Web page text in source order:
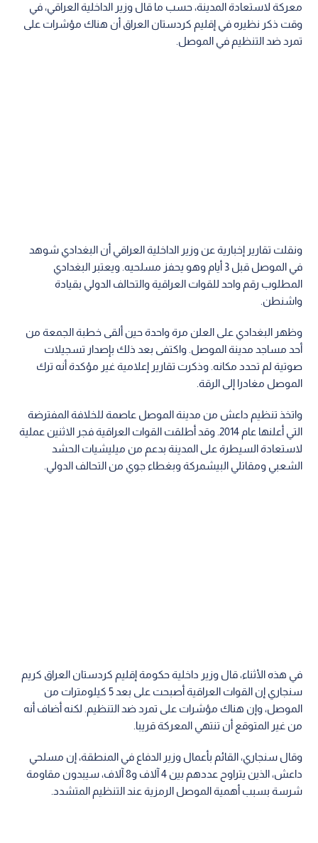
معركة لاستعادة المدينة، حسب ما قال وزير الداخلية العراقي، في
وقت ذكر نظيره في إقليم كردستان العراق أن هناك مؤشرات على
تمرد ضد التنظيم في الموصل.
ونقلت تقارير إخبارية عن وزير الداخلية العراقي أن البغدادي شوهد
في الموصل قبل 3 أيام وهو يحفز مسلحيه. ويعتبر البغدادي
المطلوب رقم واحد للقوات العراقية والتحالف الدولي بقيادة
واشنطن.
وظهر البغدادي على العلن مرة واحدة حين ألقى خطبة الجمعة من
أحد مساجد مدينة الموصل. واكتفى بعد ذلك بإصدار تسجيلات
صوتية لم تحدد مكانه. وذكرت تقارير إعلامية غير مؤكدة أنه ترك
الموصل مغادرا إلى الرقة.
واتخذ تنظيم داعش من مدينة الموصل عاصمة للخلافة المفترضة
التي أعلنها عام 2014. وقد أطلقت القوات العراقية فجر الاثنين عملية
لاستعادة السيطرة على المدينة بدعم من ميليشيات الحشد
الشعبي ومقاتلي البيشمركة وبغطاء جوي من التحالف الدولي.
في هذه الأثناء، قال وزير داخلية حكومة إقليم كردستان العراق كريم
سنجاري إن القوات العراقية أصبحت على بعد 5 كيلومترات من
الموصل، وإن هناك مؤشرات على تمرد ضد التنظيم. لكنه أضاف أنه
من غير المتوقع أن تنتهي المعركة قريبا.
وقال سنجاري، القائم بأعمال وزير الدفاع في المنطقة، إن مسلحي
داعش، الذين يتراوح عددهم بين 4 آلاف و8 آلاف، سيبدون مقاومة
شرسة بسبب أهمية الموصل الرمزية عند التنظيم المتشدد.